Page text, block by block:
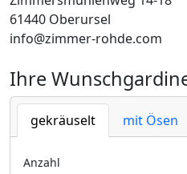
61440 Oberursel
info@zimmer-rohde.com
Ihre
gekräuselt mit Ösen
Anzahl